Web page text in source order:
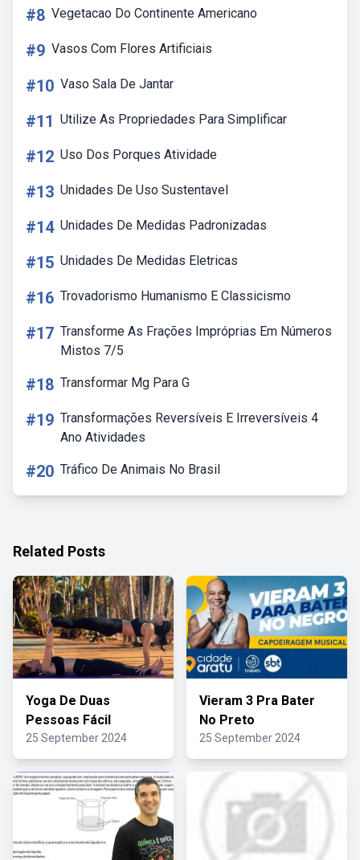
#8 Vegetacao Do Continente Americano
#9 Vasos Com Flores Artificiais
#10 Vaso Sala De Jantar
#11 Utilize As Propriedades Para Simplificar
#12 Uso Dos Porques Atividade
#13 Unidades De Uso Sustentavel
#14 Unidades De Medidas Padronizadas
#15 Unidades De Medidas Eletricas
#16 Trovadorismo Humanismo E Classicismo
#17 Transforme As Frações Impróprias Em Números
Mistos 7/5
#18 Transformar Mg Para G
#19 Transformações Reversíveis E Irreversíveis 4
Ano Atividades
#20 Tráfico De Animais No Brasil
Related Posts
Yoga De Duas
Pessoas Fácil
25 September 2024
Vieram 3 Pra Bater
No Preto
25 September 2024